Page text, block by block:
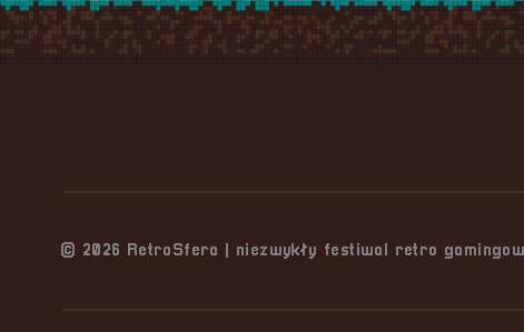
© 2026 RetroSfera | niezwykły festiwal retro